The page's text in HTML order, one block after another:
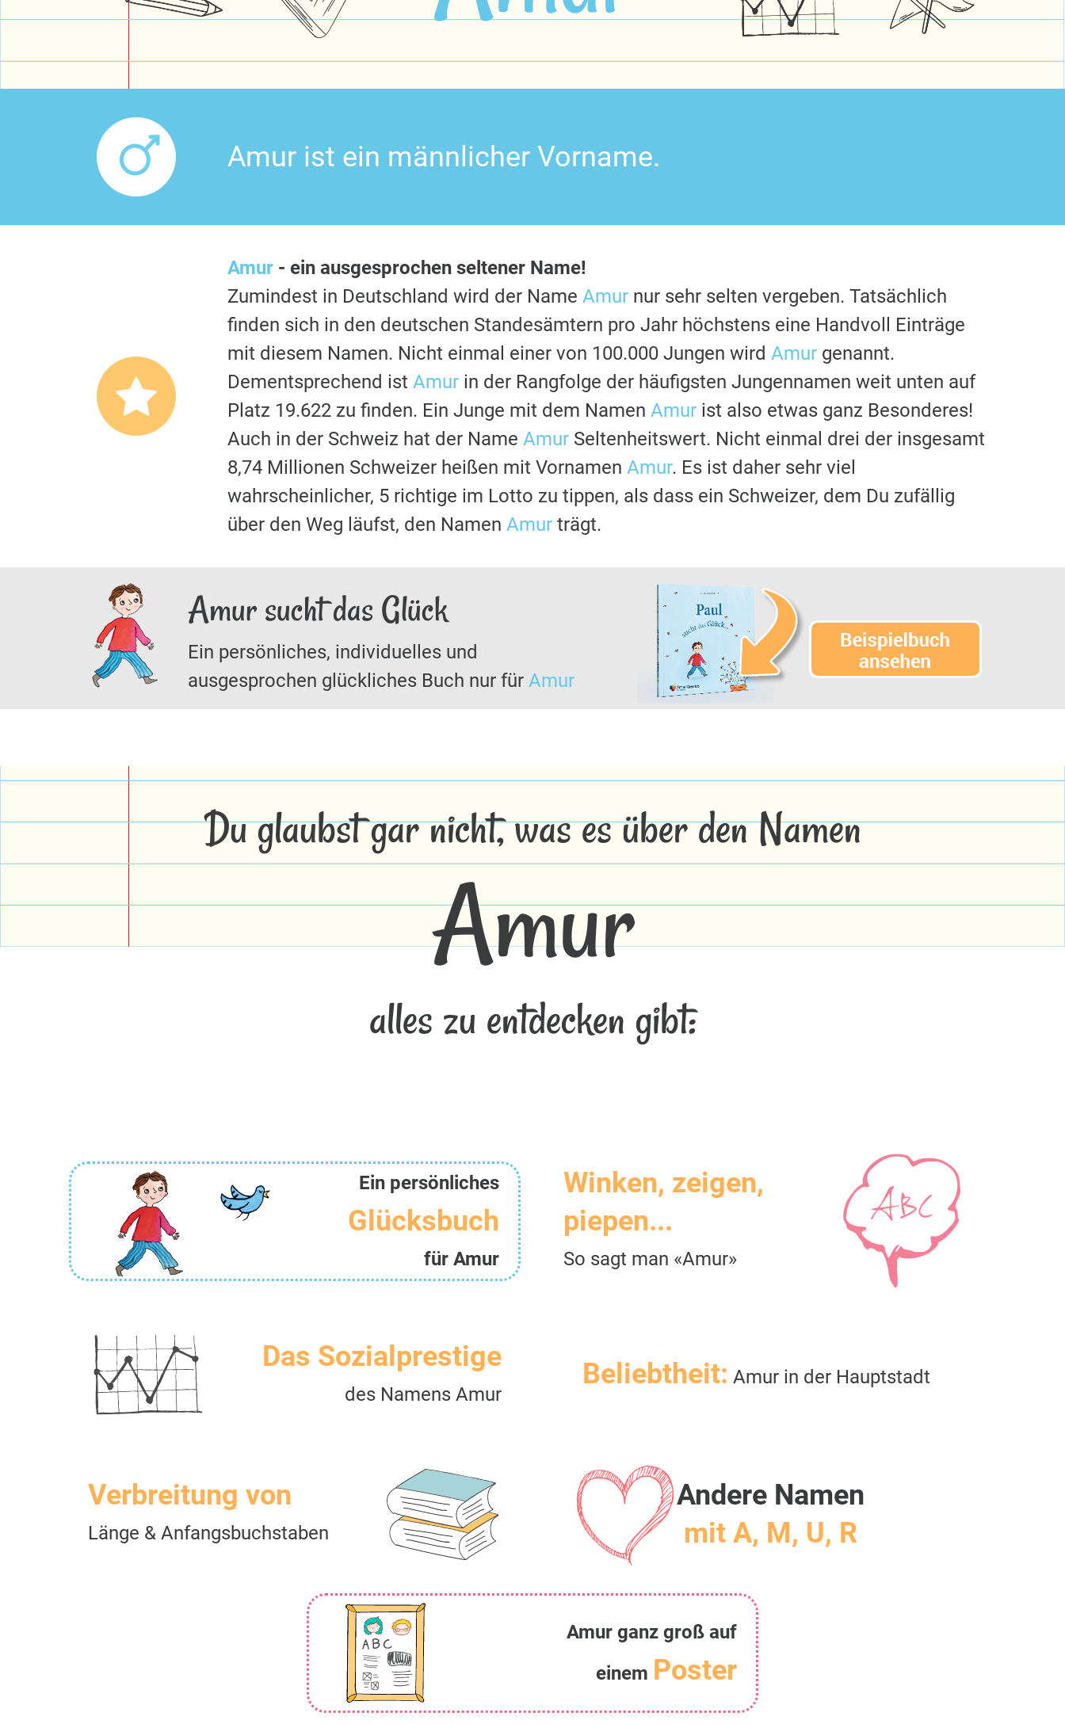
Amur ist ein männlicher Vorname.
Amur - ein ausgesprochen seltener Name!
Zumindest in Deutschland wird der Name Amur nur sehr selten vergeben. Tatsächlich
finden sich in den deutschen Standesämtern pro Jahr höchstens eine Handvoll Einträge
mit diesem Namen. Nicht einmal einer von 100.000 Jungen wird Amur genannt.
Dementsprechend ist Amur in der Rangfolge der häufigsten Jungennamen weit unten auf
Platz 19.622 zu finden. Ein Junge mit dem Namen Amur ist also etwas ganz Besonderes!
Auch in der Schweiz hat der Name Amur Seltenheitswert. Nicht einmal drei der insgesamt
8,74 Millionen Schweizer heißen mit Vornamen Amur. Es ist daher sehr viel
wahrscheinlicher, 5 richtige im Lotto zu tippen, als dass ein Schweizer, dem Du zufällig
über den Weg läufst, den Namen Amur trägt.
Amur sucht das Glück
Ein persönliches, individuelles und
ausgesprochen glückliches Buch nur für Amur
Du glaubst gar nicht, was es über den Namen
Amur
alles zu entdecken gibt:
Ein persönliches
Glücksbuch
für Amur
Winken, zeigen,
piepen...
So sagt man «Amur»
Das Sozialprestige
des Namens Amur
Beliebtheit: Amur in der Hauptstadt
Verbreitung von
Länge & Anfangsbuchstaben
Andere Namen
mit A, M, U, R
Amur ganz groß auf
einem Poster